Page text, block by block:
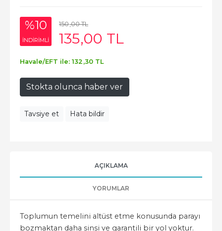
%10
INDIRIMLI
150,00TL
135,00 TL
Havale/EFT ile: 132 ,30 TL
Stokta olunca haber ver
Tavsiye et Hata bildir
AÇIKLAMA
YORUMLAR
Toplumun temelini altüst etme konusunda parayı
bozmaktan daha sinsi ve garantili bir yol yoktur.